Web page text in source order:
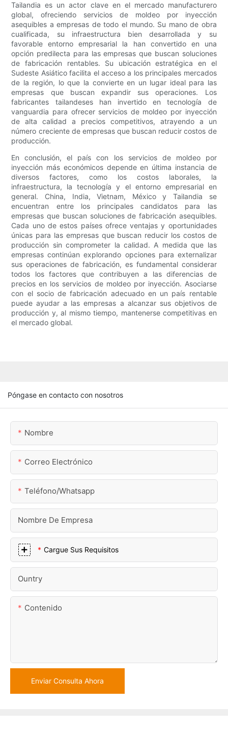
Tailandia es un actor clave en el mercado manufacturero
global, ofreciendo servicios de moldeo por inyección
asequibles a empresas de todo el mundo. Su mano de obra
cualificada, su infraestructura bien desarrollada y su
favorable entorno empresarial la han convertido en una
opción predilecta para las empresas que buscan soluciones
de fabricación rentables. Su ubicación estratégica en el
Sudeste Asiático facilita el acceso a los principales mercados
de la región, lo que la convierte en un lugar ideal para las
empresas que buscan expandir sus operaciones. Los
fabricantes tailandeses han invertido en tecnología de
vanguardia para ofrecer servicios de moldeo por inyección
de alta calidad a precios competitivos, atrayendo a un
número creciente de empresas que buscan reducir costos de
producción.
En conclusión, el país con los servicios de moldeo por
inyección más económicos depende en última instancia de
diversos factores, como los costos laborales, la
infraestructura, la tecnología y el entorno empresarial en
general. China, India, Vietnam, México y Tailandia se
encuentran entre los principales candidatos para las
empresas que buscan soluciones de fabricación asequibles.
Cada uno de estos países ofrece ventajas y oportunidades
únicas para las empresas que buscan reducir los costos de
producción sin comprometer la calidad. A medida que las
empresas continúan explorando opciones para externalizar
sus operaciones de fabricación, es fundamental considerar
todos los factores que contribuyen a las diferencias de
precios en los servicios de moldeo por inyección. Asociarse
con el socio de fabricación adecuado en un país rentable
puede ayudar a las empresas a alcanzar sus objetivos de
producción y, al mismo tiempo, mantenerse competitivas en
el mercado global.
Póngase en contacto con nosotros
Nombre
Correo Electrónico
Teléfono/whatsapp
Nombre De Empresa
Cargue Sus Requisitos
Ountry
Contenido
Enviar Consulta Ahora